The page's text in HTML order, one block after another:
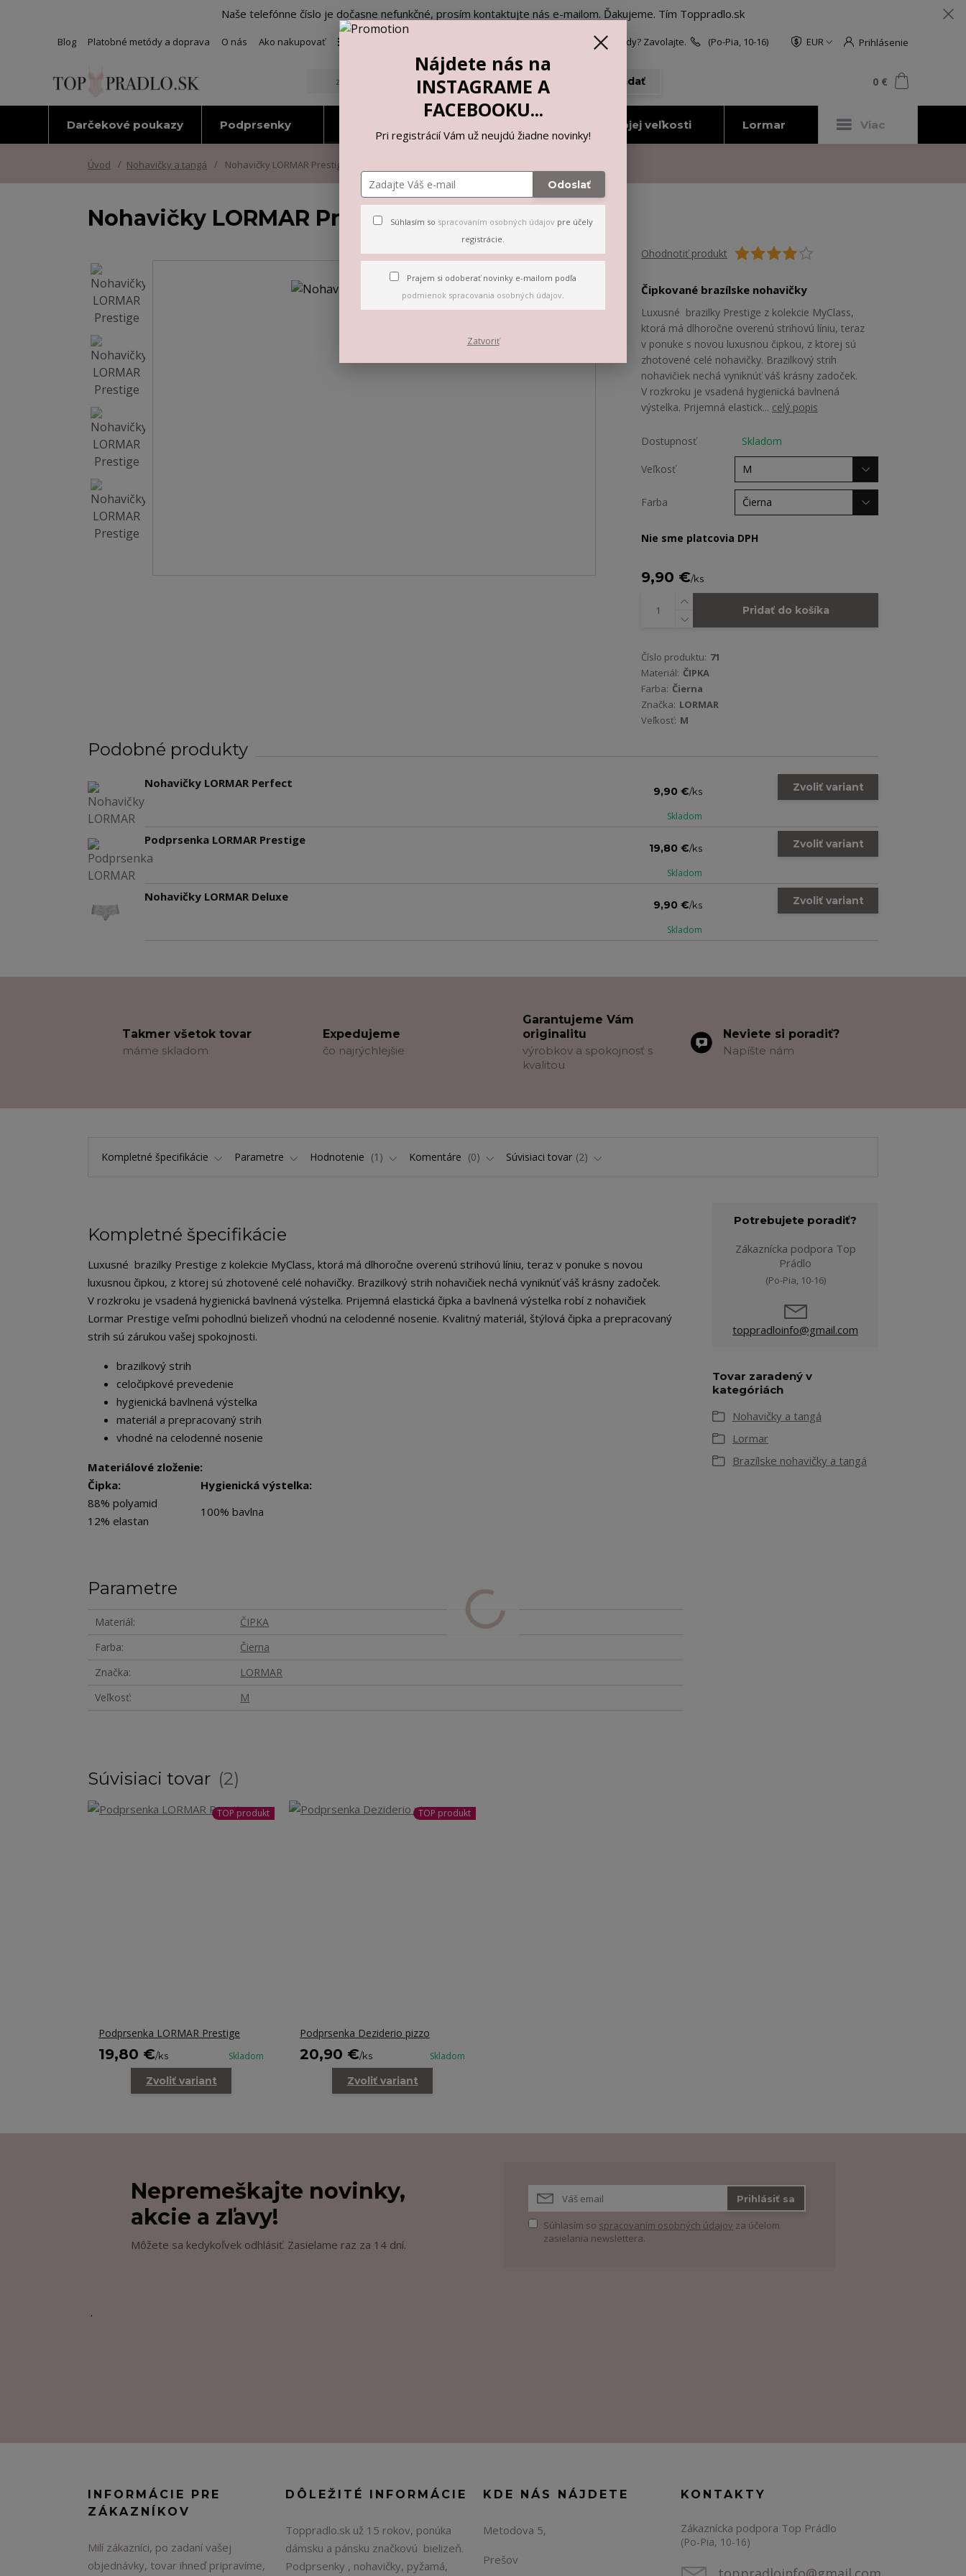
Naše telefónne číslo je dočasne nefunkčné, prosím kontaktujte nás e-mailom. Ďakujeme. Tím Toppradlo.sk
Blog Platobné metódy a doprava O nás Ako nakupovať EUR Prihlásenie
Hľadať
Neviete si rady? Zavolajte. (Po-Pia, 10-16)
0 €
Darčekové poukazy Podprsenky Vyberiem si podľa mojej veľkosti Lormar Viac
Úvod Nohavičky a tangá Nohavičky LORMAR Prestige
Nohavičky LORMAR Prestige
Ohodnotiť produkt
Čipkované brazílske nohavičky
Luxusné brazilky Prestige z kolekcie MyClass,
ktorá má dlhoročne overenú strihovú líniu, teraz
v ponuke s novou luxusnou čipkou, z ktorej sú
zhotovené celé nohavičky. Brazilkový strih
nohavičiek nechá vyniknúť váš krásny zadoček.
V rozkroku je vsadená hygienická bavlnená
výstelka. Prijemná elastick... celý popis
Dostupnosť Skladom
Veľkosť
Farba
Nie sme platcovia DPH
9,90 €/ks
Pridať do košíka
Číslo produktu: 71
Materiál: ČIPKA
Farba: Čierna
Značka: LORMAR
Veľkosť: M
Podobné produkty
Nohavičky LORMAR Perfect
9,90 €/ks
Skladom
Zvoliť variant
Podprsenka LORMAR Prestige
19,80 €/ks
Skladom
Zvoliť variant
Nohavičky LORMAR Deluxe
9,90 €/ks
Skladom
Zvoliť variant
Takmer všetok tovar
máme skladom
Expedujeme
čo najrýchlejšie
Garantujeme Vám
originalitu
výrobkov a spokojnosť s
kvalitou
Neviete si poradiť?
Napíšte nám
Kompletné špecifikácie Parametre Hodnotenie 1 Komentáre 0 Súvisiaci tovar 2
Kompletné špecifikácie
Luxusné brazilky Prestige z kolekcie MyClass, ktorá má dlhoročne overenú strihovú líniu, teraz v ponuke s novou
luxusnou čipkou, z ktorej sú zhotovené celé nohavičky. Brazilkový strih nohavičiek nechá vyniknúť váš krásny zadoček.
V rozkroku je vsadená hygienická bavlnená výstelka. Prijemná elastická čipka a bavlnená výstelka robí z nohavičiek
Lormar Prestige veľmi pohodlnú bielizeň vhodnú na celodenné nosenie. Kvalitný materiál, štýlová čipka a prepracovaný
strih sú zárukou vašej spokojnosti.
brazilkový strih
celočipkové prevedenie
hygienická bavlnená výstelka
materiál a prepracovaný strih
vhodné na celodenné nosenie
Materiálové zloženie:
Čipka:
Hygienická výstelka:
88% polyamid
12% elastan
100% bavlna
Parametre
Materiál
ČIPKA
Farba
Čierna
Značka
LORMAR
Veľkosť
M
Potrebujete poradiť?
Zákaznícka podpora Top
Prádlo
(Po-Pia, 10-16)
toppradloinfo@gmail.com
Tovar zaradený v
kategóriách
Nohavičky a tangá
Lormar
Brazílske nohavičky a tangá
Súvisiaci tovar 2
TOP produkt
Podprsenka LORMAR Prestige
19,80 €/ks Skladom
Zvoliť variant
TOP produkt
Podprsenka Deziderio pizzo
20,90 €/ks Skladom
Zvoliť variant
Nepremeškajte novinky,
akcie a zľavy!
Môžete sa kedykoľvek odhlásiť. Zasielame raz za 14 dní.
Prihlásiť sa
Súhlasím so spracovaním osobných údajov za účelom
zasielania newslettera.
.
INFORMÁCIE PRE
ZÁKAZNÍKOV
Milí zákazníci, po zadaní vašej
objednávky, tovar ihneď pripravíme,
DÔLEŽITÉ INFORMÁCIE
Toppradlo.sk už 15 rokov, ponúka
dámsku a pánsku značkovú bielizeň.
Podprsenky , nohavičky, pyžamá,
KDE NÁS NÁJDETE
Metodova 5,
Prešov
KONTAKTY
Zákaznícka podpora Top Prádlo
(Po-Pia, 10-16)
Nájdete nás na
INSTAGRAME A
FACEBOOKU...
Pri registrácií Vám už neujdú žiadne novinky!
Odoslať
Súhlasím so spracovaním osobných údajov pre účely
registrácie.
Prajem si odoberať novinky e-mailom podľa
podmienok spracovania osobných údajov.
Zatvoriť